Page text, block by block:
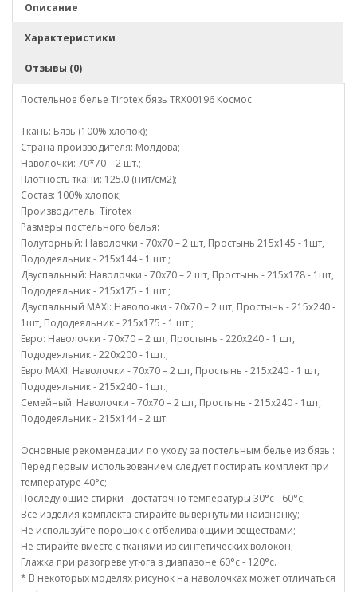
Описание
Характеристики
Отзывы (0)
Постельное белье Tirotex бязь TRX00196 Космос
Ткань: Бязь (100% хлопок);
Страна производителя: Молдова;
Наволочки: 70*70 – 2 шт.;
Плотность ткани: 125.0 (нит/см2);
Состав: 100% хлопок;
Производитель: Tirotex
Размеры постельного белья:
Полуторный: Наволочки - 70х70 – 2 шт, Простынь 215х145 - 1шт,
Пододеяльник - 215х144 - 1 шт.;
Двуспальный: Наволочки - 70х70 – 2 шт, Простынь - 215х178 - 1шт,
Пододеяльник - 215х175 - 1 шт.;
Двуспальный MAXI: Наволочки - 70х70 – 2 шт, Простынь - 215х240 -
1шт, Пододеяльник - 215х175 - 1 шт.;
Евро: Наволочки - 70х70 – 2 шт, Простынь - 220х240 - 1 шт,
Пододеяльник - 220х200 - 1шт.;
Евро MAXI: Наволочки - 70х70 – 2 шт, Простынь - 215х240 - 1 шт,
Пододеяльник - 215х240 - 1шт.;
Семейный: Наволочки - 70х70 – 2 шт, Простынь - 215х240 - 1шт,
Пододеяльник - 215х144 - 2 шт.
Основные рекомендации по уходу за постельным белье из бязь :
Перед первым использованием следует постирать комплект при
температуре 40°c;
Последующие стирки - достаточно температуры 30°c - 60°c;
Все изделия комплекта стирайте вывернутыми наизнанку;
Не используйте порошок с отбеливающими веществами;
Не стирайте вместе с тканями из синтетических волокон;
Глажка при разогреве утюга в диапазоне 60°c - 120°c.
* В некоторых моделях рисунок на наволочках может отличаться